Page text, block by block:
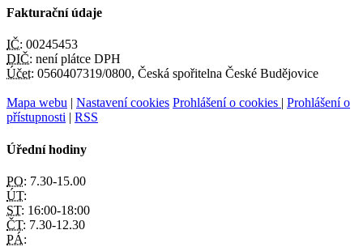
Fakturační údaje
IČ: 00245453
DIČ: není plátce DPH
Účet: 0560407319/0800, Česká spořitelna České Budějovice
Mapa webu | Nastavení cookies Prohlášení o cookies | Prohlášení o
přístupnosti | RSS
Úřední hodiny
PO: 7.30-15.00
ÚT:
ST: 16:00-18:00
ČT: 7.30-12.30
PÁ: